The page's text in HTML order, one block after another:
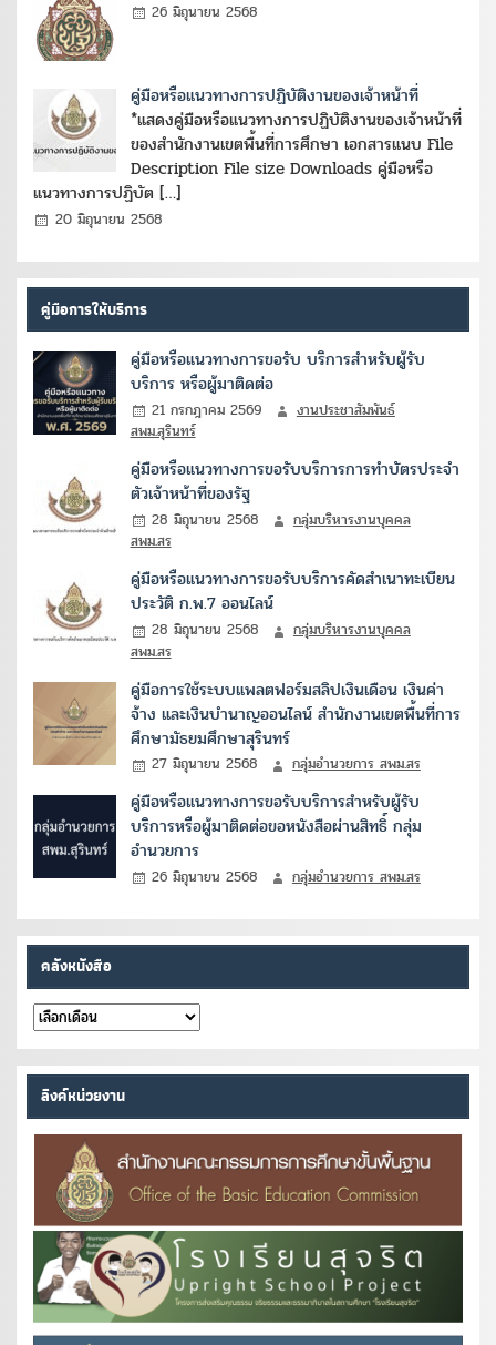
26 มิถุนายน 2568
คู่มือหรือแนวทางการปฏิบัติงานของเจ้าหน้าที่
*แสดงคู่มือหรือแนวทางการปฏิบัติงานของเจ้าหน้าที่
ของสำนักงานเขตพื้นที่การศึกษา เอกสารแนบ File
Description File size Downloads คู่มือหรือ
แนวทางการปฏิบัต […]
20 มิถุนายน 2568
คู่มือการให้บริการ
คู่มือหรือแนวทางการขอรับ บริการสำหรับผู้รับ
บริการ หรือผู้มาติดต่อ
21 กรกฎาคม 2569
งานประชาสัมพันธ์
สพม.สุรินทร์
คู่มือหรือแนวทางการขอรับบริการการทำบัตรประจำ
ตัวเจ้าหน้าที่ของรัฐ
28 มิถุนายน 2568
กลุ่มบริหารงานบุคคล
สพม.สร
คู่มือหรือแนวทางการขอรับบริการคัดสำเนาทะเบียน
ประวัติ ก.พ.7 ออนไลน์
28 มิถุนายน 2568
กลุ่มบริหารงานบุคคล
สพม.สร
คู่มือการใช้ระบบแพลตฟอร์มสลิปเงินเดือน เงินค่า
จ้าง และเงินบำนาญออนไลน์ สำนักงานเขตพื้นที่การ
ศึกษามัธยมศึกษาสุรินทร์
27 มิถุนายน 2568 กลุ่มอำนวยการ สพม.สร
คู่มือหรือแนวทางการขอรับบริการสำหรับผู้รับ
บริการหรือผู้มาติดต่อขอหนังสือผ่านสิทธิ์ กลุ่ม
อำนวยการ
26 มิถุนายน 2568 กลุ่มอำนวยการ สพม.สร
คลังหนังสือ
คลัง
หนังสือ
ลิงค์หน่วยงาน